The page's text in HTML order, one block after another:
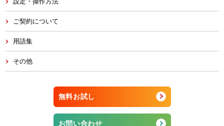
ご契約について
用語集
その他
無料お試し
お問い合わせ